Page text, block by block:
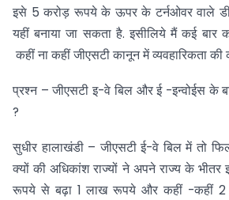
इसे 5 करोड़ रूपये के ऊपर के टर्नओवर वाले
यहीं बनाया जा सकता है. इसीलिये मैं कई बार
कहीं ना कहीं जीएसटी कानून में व्यवहारिकता की
प्रश्न – जीएसटी इ-वे बिल और ई -इन्वोईस के
?
सुधीर हालाखंडी – जीएसटी ई-वे बिल में तो
क्यों की अधिकांश राज्यों ने अपने राज्य के भीतर
रूपये से बढ़ा 1 लाख रूपये और कहीं -कहीं